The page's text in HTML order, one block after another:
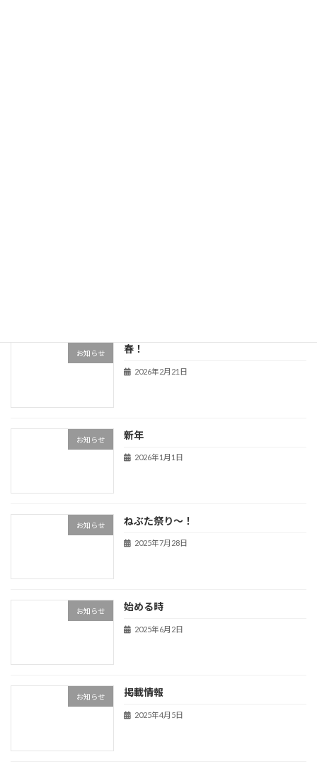
お知らせ 春！
2026年2月21日
お知らせ 新年
2026年1月1日
お知らせ ねぶた祭り～！
2025年7月28日
お知らせ 始める時
2025年6月2日
お知らせ 掲載情報
2025年4月5日